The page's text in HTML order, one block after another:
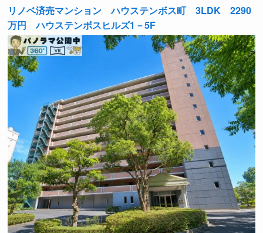
リノベ済売マンション ハウステンボス町 3LDK 2290
万円 ハウステンボスヒルズ1－5F